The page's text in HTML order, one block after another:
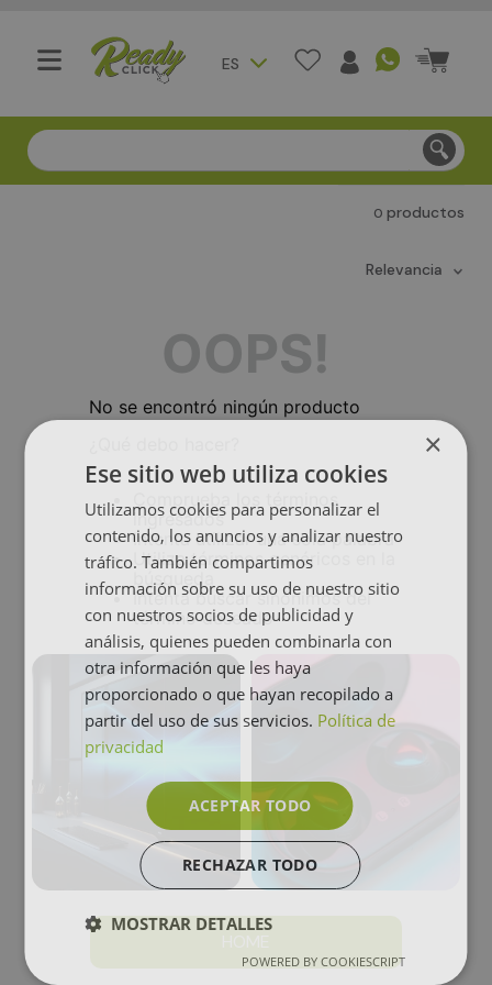
ES
Compra segura - Entregas en Bogotá en menos de 3
0productos
relevancia
OOPS!
No se encontró ningún producto
Comprueba los términos
ingresados
Intenta utilizar una sola palabra
Utiliza términos genéricos en la
búsqueda
Intenta buscar sinónimos del
término deseado
×
Ese sitio web utiliza cookies
Utilizamos cookies para personalizar el
contenido, los anuncios y analizar nuestro
tráfico. También compartimos
información sobre su uso de nuestro sitio
con nuestros socios de publicidad y
análisis, quienes pueden combinarla con
otra información que les haya
proporcionado o que hayan recopilado a
partir del uso de sus servicios. Política de
privacidad
ACEPTAR TODO
RECHAZAR TODO
MOSTRAR DETALLES
POWERED BY COOKIESCRIPT